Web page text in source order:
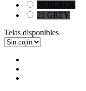
10 BLACK
21 GREY
Telas disponibles